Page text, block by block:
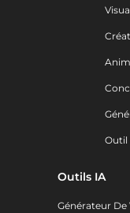
Outil
Outils IA
Générateur De